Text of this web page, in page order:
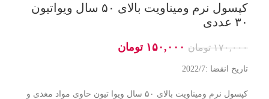
کپسول نرم ومیناویت بالای ۵۰ سال ویواتیون
۳۰ عددی
۱۷۰,۰۰۰ تومان ۱۵۰,۰۰۰ تومان
تاریخ انقضا :2022/7
کپسول نرم ومیناویت بالای ۵۰ سال ویوا تیون حاوی مواد مغذی و